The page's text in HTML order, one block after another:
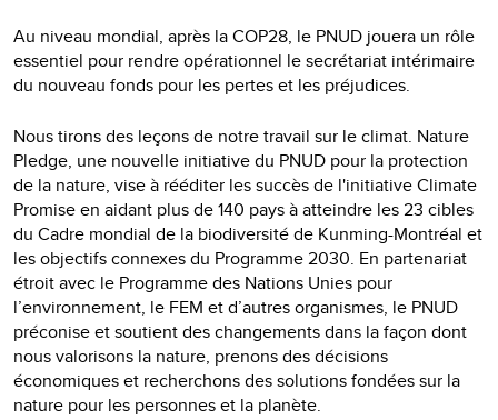
Au niveau mondial, après la COP28, le PNUD jouera un rôle
essentiel pour rendre opérationnel le secrétariat intérimaire
du nouveau fonds pour les pertes et les préjudices.
Nous tirons des leçons de notre travail sur le climat. Nature
Pledge, une nouvelle initiative du PNUD pour la protection
de la nature, vise à rééditer les succès de l'initiative Climate
Promise en aidant plus de 140 pays à atteindre les 23 cibles
du Cadre mondial de la biodiversité de Kunming-Montréal et
les objectifs connexes du Programme 2030. En partenariat
étroit avec le Programme des Nations Unies pour
l’environnement, le FEM et d’autres organismes, le PNUD
préconise et soutient des changements dans la façon dont
nous valorisons la nature, prenons des décisions
économiques et recherchons des solutions fondées sur la
nature pour les personnes et la planète.